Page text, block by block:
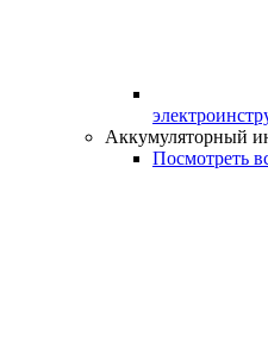
Аккумуляторный
Посмотреть